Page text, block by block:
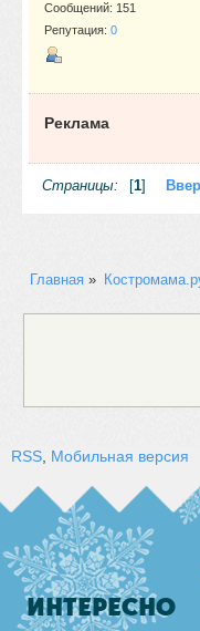
Сообщений: 151
Репутация: 0
Реклама
Страницы: 1
Главная »
RSS, Мобильная версия
ИНТЕРЕСНО